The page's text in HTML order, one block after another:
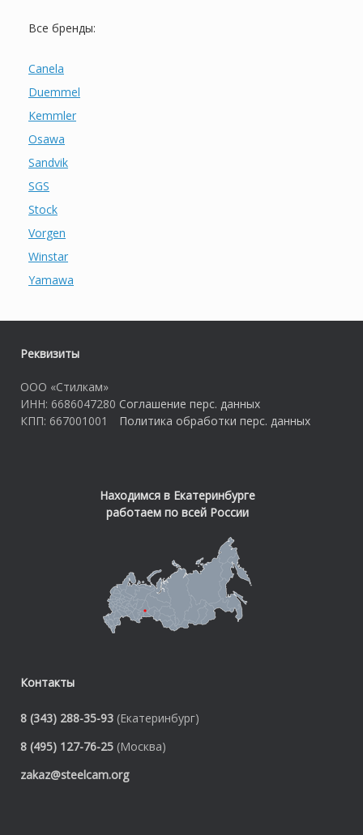
Все бренды:
Canela
Duemmel
Kemmler
Osawa
Sandvik
SGS
Stock
Vorgen
Winstar
Yamawa
Реквизиты
ООО «Стилкам»
ИНН: 6686047280
КПП: 667001001
Соглашение перс. данных
Политика обработки перс. данных
Находимся в Екатеринбурге
работаем по всей России
Контакты
8 (343) 288-35-93 (Екатеринбург)
8 (495) 127-76-25 (Москва)
zakaz@steelcam.org